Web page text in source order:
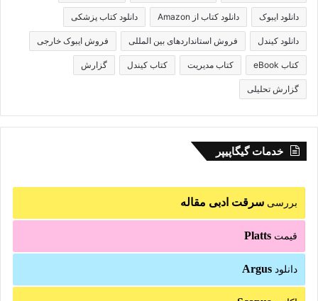
دانلود ایبوک دانلود کتاب از Amazon دانلود کتاب پزشکی
دانلود کیندل فروش استانداردهای بین المللی فروش ایبوک خارجی
کتاب eBook کتاب مدیریت کتاب کیندل گزارش
گزارش تحلیلی
خدمات گیگاپیپر
بررسی سرقت ادبی مقاله
قیمت Platts
دانلود Argus